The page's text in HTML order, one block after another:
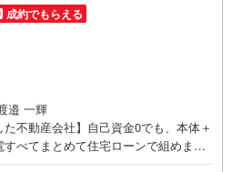
成約でもらえる
邉 一輝
た不動産会社】自己資金0でも、本体＋
べてまとめて住宅ローンで組めま